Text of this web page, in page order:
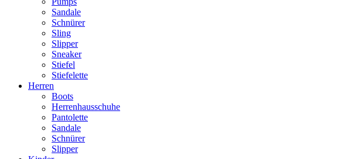
Sandale
Schnürer
Sling
Slipper
Sneaker
Stiefel
Stiefelette
Herren
Boots
Herrenhausschuhe
Pantolette
Sandale
Schnürer
Slipper